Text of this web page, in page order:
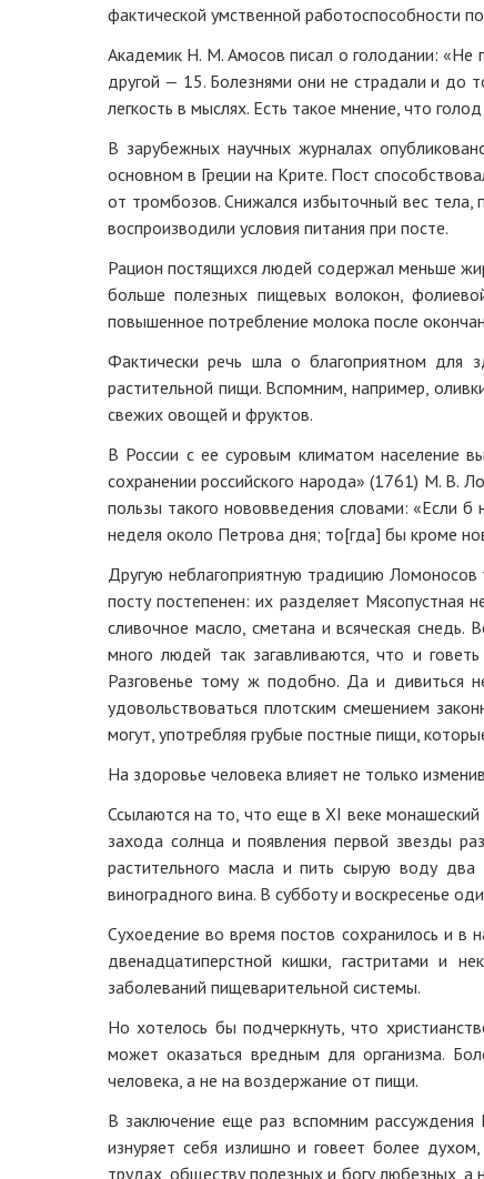
фактической умственной работоспособности
Академик Н. М. Амосов писал о голодании: «Не
другой — 15. Болезнями они не страдали и до
легкость в мыслях. Есть такое мнение, что
В зарубежных научных журналах
основном в Греции на Крите. Пост
от тромбозов. Снижался избыточный вес
воспроизводили условия питания при посте.
Рацион постящихся людей содержал меньше
больше полезных пищевых волокон,
повышенное потребление молока после
Фактически речь шла о благоприятном для
растительной пищи. Вспомним, например,
свежих овощей и фруктов.
В России с ее суровым климатом население
сохранении российского народа» (1761) М. В.
пользы такого нововведения словами: «Если
неделя около Петрова дня; то[гда] бы кроме
Другую неблагоприятную традицию
посту постепенен: их разделяет
сливочное масло, сметана и всяческая
много людей так загавливаются, что и
Разговенье тому ж подобно. Да и дивиться
удовольствоваться плотским смешением
могут, употребляя грубые постные пищи,
На здоровье человека влияет не только
Ссылаются на то, что еще в XI веке монашеский
захода солнца и появления первой звезды
растительного масла и пить сырую воду
виноградного вина. В субботу и воскресенье
Сухоедение во время постов сохранилось и в
двенадцатиперстной кишки, гастритами и
заболеваний пищеварительной системы.
Но хотелось бы подчеркнуть, что
может оказаться вредным для организма.
человека, а не на воздержание от пищи.
В заключение еще раз вспомним
изнуряет себя излишно и говеет более
трудах, обществу полезных и богу любезных,